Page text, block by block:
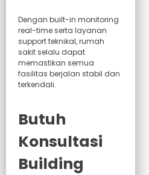
Dengan built-in monitoring
real-time serta layanan
support teknikal, rumah
sakit selalu dapat
memastikan semua
fasilitas berjalan stabil dan
terkendali.
Butuh
Konsultasi
Building